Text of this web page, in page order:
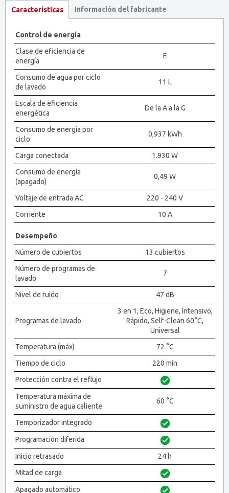
Características Información del fabricante
Control de energía
Clase de eficiencia de
energía
E
Consumo de agua por ciclo
de lavado
11 L
Escala de eficiencia
energética
De la A a la G
Consumo de energía por
ciclo
0,937 kWh
Carga conectada
1.930 W
Consumo de energía
(apagado)
0,49 W
Voltaje de entrada AC
220 - 240 V
Corriente
10 A
Desempeño
Número de cubiertos
13 cubiertos
Número de programas de
lavado
7
Nivel de ruido 47 dB
Programas de lavado
3 en 1, Eco, Higiene, Intensivo,
Rápido, Self-Clean 60°C,
Universal
Temperatura (máx)
72 °C
Tiempo de ciclo
220 min
Protección contra el reflujo
Temperatura máxima de
suministro de agua caliente
60 °C
Temporizador integrado
Programación diferida
Inicio retrasado
24 h
Mitad de carga
Apagado automático